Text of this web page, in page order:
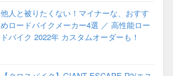
他人と被りたくない！マイナーな、おすす
めロードバイクメーカー4選 ／ 高性能ロー
ドバイク 2022年 カスタムオーダーも！